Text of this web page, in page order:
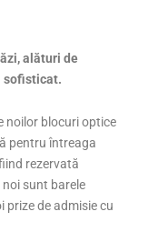
alături de
sofisticat.
noilor blocuri optice
pentru întreaga
rezervată
noi sunt barele
de admisie cu